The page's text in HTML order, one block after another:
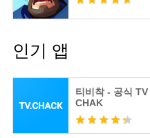
인기 앱
티비착 - 공식 TV
CHAK